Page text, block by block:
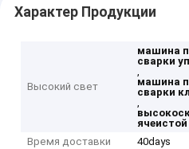
Характер Продукции
Высокий свет
машина
сварки
,
машина
сварки
,
Время доставки
40days